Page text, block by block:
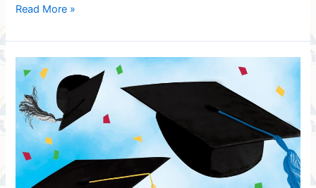
Read More »
Pendaftaran
Sidang
Skripsi